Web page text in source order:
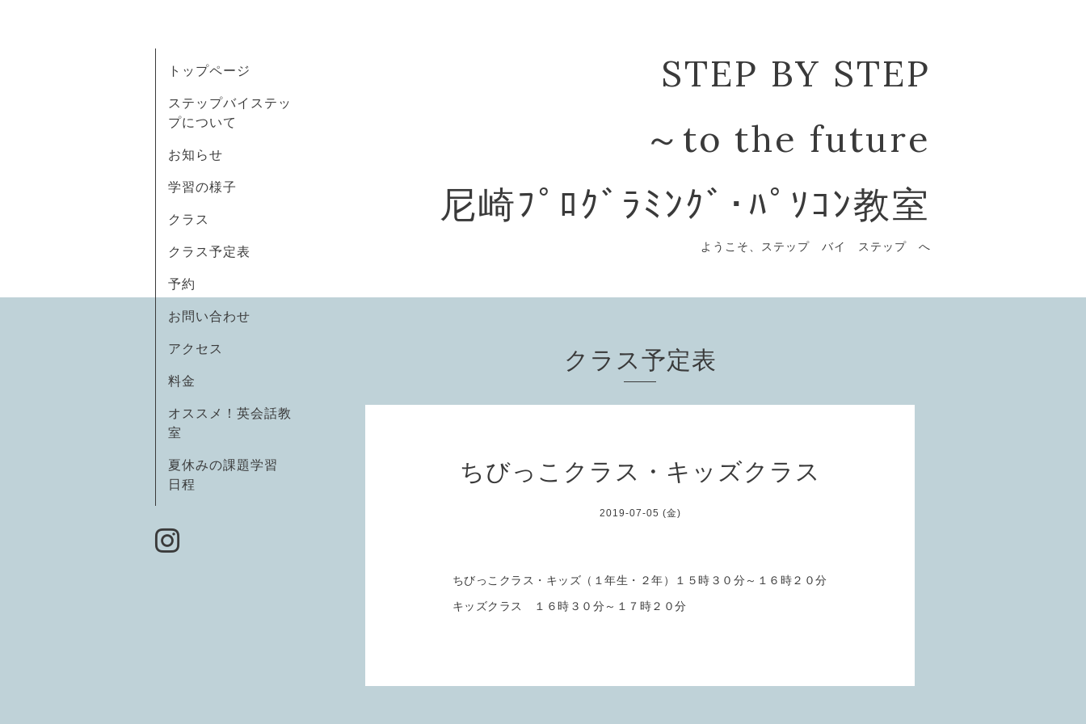
STEP BY STEP
～to the future
尼崎ﾌﾟﾛｸﾞﾗﾐﾝｸﾞ･ﾊﾟｿｺﾝ教室
ようこそ、ステップ バイ ステップ へ
トップページ
ステップバイステッ
プについて
お知らせ
学習の様子
クラス
クラス予定表
予約
お問い合わせ
アクセス
料金
オススメ！英会話教
室
夏休みの課題学習
日程
クラス予定表
ちびっこクラス・キッズクラス
2019-07-05 (金)
ちびっこクラス・キッズ（１年生・２年）１５時３０分～１６時２０分
キッズクラス １６時３０分～１７時２０分